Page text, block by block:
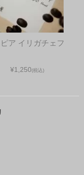
ア イリガチェフ
¥1,250(税込)